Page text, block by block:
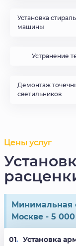
Установка
машины
Устранение
Демонтаж
светильников
Цены услуг
Минимальная
Москве - 5
01. Установка